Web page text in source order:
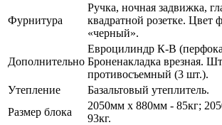
Фурнитура
Ручка, ночная задвижка,
квадратной розетке. Цвет
«черный».
Дополнительно
Евроцилиндр К-В
Броненакладка врезная.
противосъемный (3 шт.).
Утепление
Базальтовый утеплитель.
Размер блока
2050мм х 880мм - 85кг;
93кг.